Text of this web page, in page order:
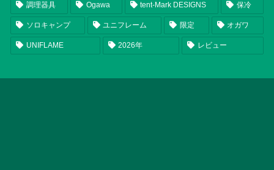
調理器具 Ogawa tent-Mark DESIGNS 保冷
ソロキャンプ ユニフレーム 限定 オガワ
UNIFLAME 2026年 レビュー